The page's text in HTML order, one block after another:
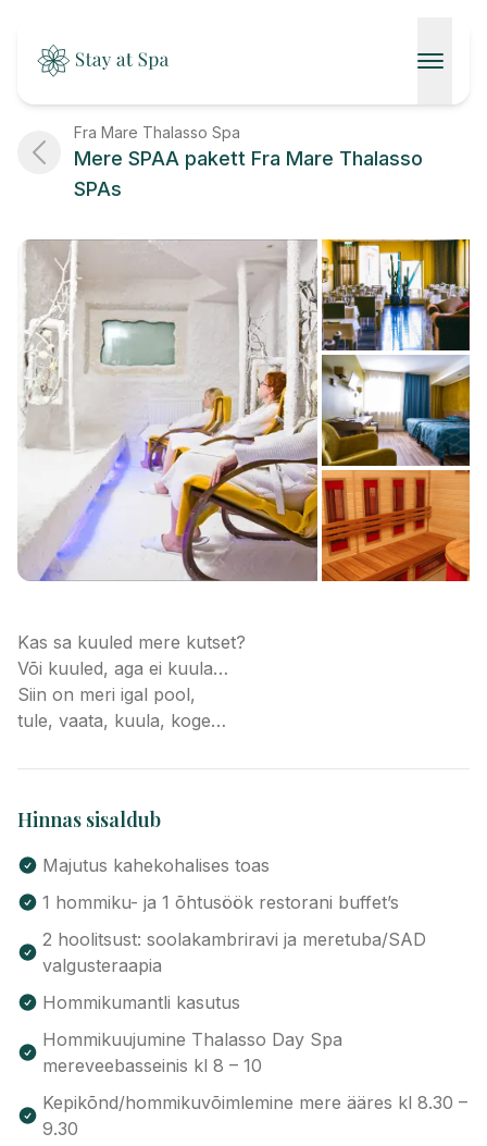
AVALEHT
Fra Mare Thalasso Spa
Mere SPAA pakett Fra Mare Thalasso
SPAs
Kas sa kuuled mere kutset?
Või kuuled, aga ei kuula…
Siin on meri igal pool,
tule, vaata, kuula, koge…
Hinnas sisaldub
Majutus kahekohalises toas
1 hommiku- ja 1 õhtusöök restorani buffet’s
2 hoolitsust: soolakambriravi ja meretuba/SAD
valgusteraapia
Hommikumantli kasutus
Hommikuujumine Thalasso Day Spa
mereveebasseinis kl 8 – 10
Kepikõnd/hommikuvõimlemine mere ääres kl 8.30 –
9.30